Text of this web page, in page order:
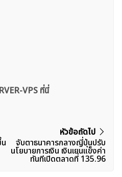
VPS ที่นี่
หัวข้อถัดไป
จับตาธนาคารกลางญี่ปุ่นปรับ
นโยบายการเงิน เงินเยนแข็งค่า
ทันทีเปิดตลาดที่ 135.96